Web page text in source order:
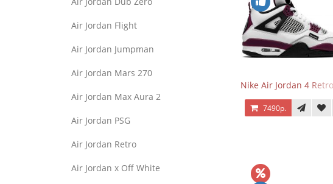
Air Jordan Flight
Air Jordan Jumpman
Air Jordan Mars 270
Air Jordan Max Aura 2
Air Jordan PSG
Air Jordan Retro
Air Jordan x Off White
Nike Air Jordan 4
7490р.